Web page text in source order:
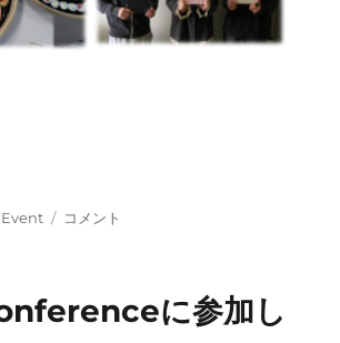
カ
ー
Event
2025
研
コメント
に参加し